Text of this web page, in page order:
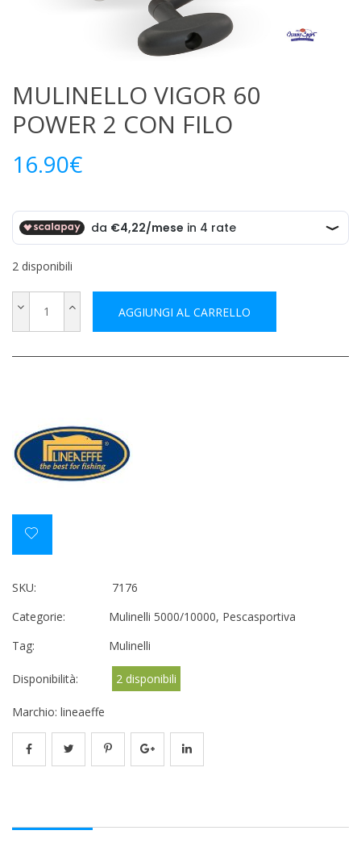
MULINELLO VIGOR 60
POWER 2 CON FILO
16.90€
2 disponibili
AGGIUNGI AL CARRELLO
SKU:
7176
Categorie:
Mulinelli 5000/10000, Pescasportiva
Tag:
Mulinelli
Disponibilità: 2 disponibili
Marchio: lineaeffe